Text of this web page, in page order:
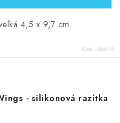
4,5 x 9,7 cm.
Kód: 88676
- silikonová razítka